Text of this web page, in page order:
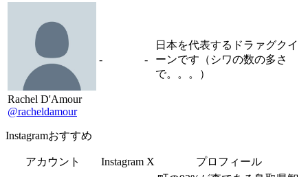
Rachel D'Amour
@racheldamour
- -
日本を代表するドラァグクイ
ーンです（シワの数の多さ
で。。。）
Instagramおすすめ
アカウント Instagram X プロフィール